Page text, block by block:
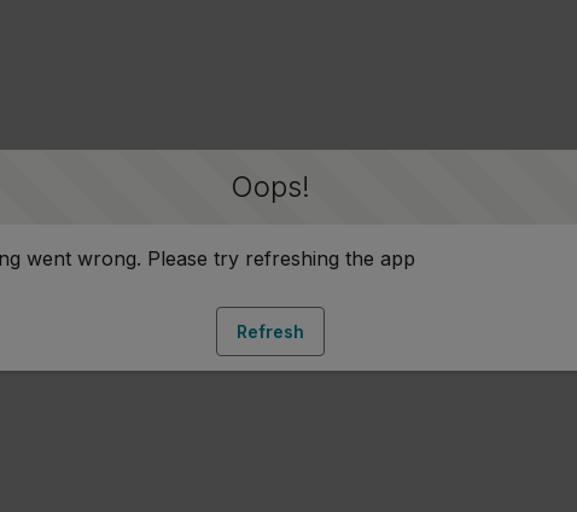
Oops!
went wrong. Please try refreshing the app
Refresh